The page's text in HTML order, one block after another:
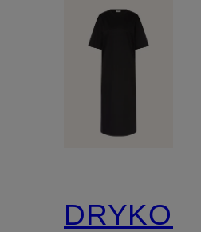
DRYKORN